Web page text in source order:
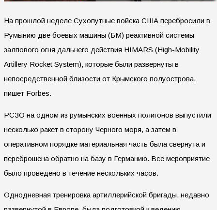
На прошлой неделе Сухопутные войска США перебросили в
Румынию две боевых машины (БМ) реактивной системы
залпового огня дальнего действия HIMARS (High-Mobility
Artillery Rocket System), которые были развернуты в
непосредственной близости от Крымского полуострова,
пишет Forbes.
РСЗО на одном из румынских военных полигонов выпустили
несколько ракет в сторону Черного моря, а затем в
оперативном порядке материальная часть была свернута и
переброшена обратно на базу в Германию. Все мероприятие
было проведено в течение нескольких часов.
Однодневная тренировка артиллерийской бригады, недавно